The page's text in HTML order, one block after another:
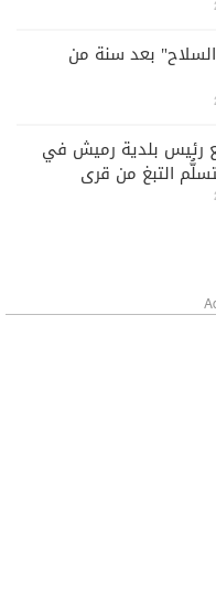
بعد سنة من
رئيس بلدية رميش في
التبغ من قرى